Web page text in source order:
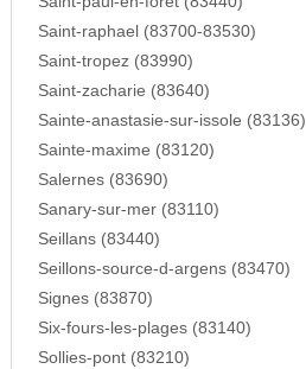
Saint-raphael (83700-83530)
Saint-tropez (83990)
Saint-zacharie (83640)
Sainte-anastasie-sur-issole (83136)
Sainte-maxime (83120)
Salernes (83690)
Sanary-sur-mer (83110)
Seillans (83440)
Seillons-source-d-argens (83470)
Signes (83870)
Six-fours-les-plages (83140)
Sollies-pont (83210)